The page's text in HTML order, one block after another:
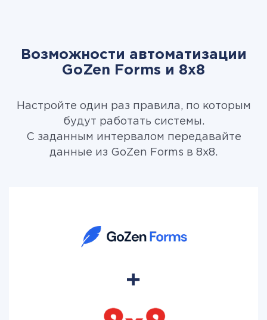
Возможности автоматизации
GoZen Forms и 8x8
Настройте один раз правила, по которым
будут работать системы.
С заданным интервалом передавайте
данные из GoZen Forms в 8x8.